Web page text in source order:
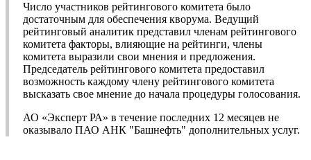
Число участников рейтингового комитета было
достаточным для обеспечения кворума. Ведущий
рейтинговый аналитик представил членам рейтингового
комитета факторы, влияющие на рейтинги, члены
комитета выразили свои мнения и предложения.
Председатель рейтингового комитета предоставил
возможность каждому члену рейтингового комитета
высказать свое мнение до начала процедуры голосования.
АО «Эксперт РА» в течение последних 12 месяцев не
оказывало ПАО АНК "Башнефть" дополнительных услуг.